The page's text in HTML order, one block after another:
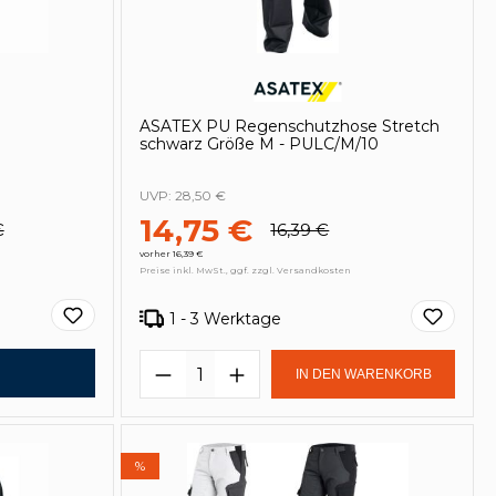
oder benutze die Schaltflächen
ASATEX PU Regenschutzhose Stretch
schwarz Größe M - PULC/M/10
14,75 € 16,39 €
vorher 16,39 €
UVP:28,50 €
Preise inkl. MwSt., ggf. zzgl. Versandkosten
1 - 3 Werktage
Produkt Anzahl: Gib den
IN DEN WARENKORB
%